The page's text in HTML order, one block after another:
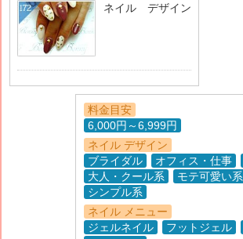
ネイル デザイン
料金目安
6,000円～6,999円
ネイル デザイン
ブライダル
オフィス・仕事
大人・クール系
モテ可愛い系
シンプル系
ネイル メニュー
ジェルネイル
フットジェル